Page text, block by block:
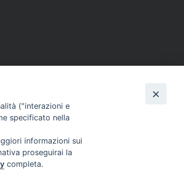
0883 494211
0883 494204
("interazioni e
specificato nella
informazioni sui
proseguirai la
completa.